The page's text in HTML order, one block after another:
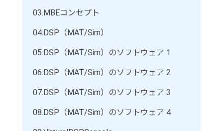
03. MBEコンセプト
04. DSP（MAT/Sim）
05. DSP（MAT/Sim）のソフトウェア 1
06. DSP（MAT/Sim）のソフトウェア 2
07. DSP（MAT/Sim）のソフトウェア 3
08. DSP（MAT/Sim）のソフトウェア 4